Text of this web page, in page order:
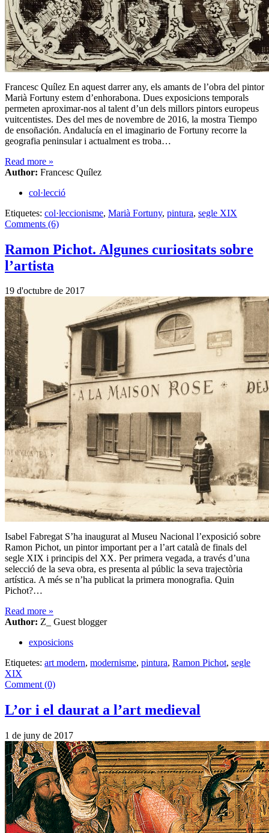
Francesc Quílez En aquest darrer any, els amants de l’obra del pintor
Marià Fortuny estem d’enhorabona. Dues exposicions temporals
permeten aproximar-nos al talent d’un dels millors pintors europeus
vuitcentistes. Des del mes de novembre de 2016, la mostra Tiempo
de ensoñación. Andalucía en el imaginario de Fortuny recorre la
geografia peninsular i actualment es troba…
Read more »
Author: Francesc Quílez
col·lecció
Etiquetes: col·leccionisme, Marià Fortuny, pintura, segle XIX
Comments (6)
Ramon Pichot. Algunes curiositats sobre
l’artista
19 d'octubre de 2017
Isabel Fabregat S’ha inaugurat al Museu Nacional l’exposició sobre
Ramon Pichot, un pintor important per a l’art català de finals del
segle XIX i principis del XX. Per primera vegada, a través d’una
selecció de la seva obra, es presenta al públic la seva trajectòria
artística. A més se n’ha publicat la primera monografia. Quin
Pichot?…
Read more »
Author: Z_ Guest blogger
exposicions
Etiquetes: art modern, modernisme, pintura, Ramon Pichot, segle
XIX
Comment (0)
L’or i el daurat a l’art medieval
1 de juny de 2017